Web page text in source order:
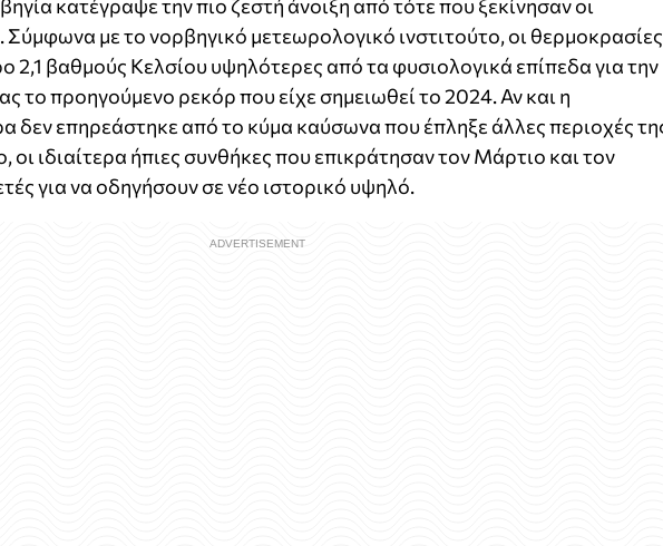
κατέγραψε την πιο ζεστή άνοιξη από τότε που ξεκίνησαν οι
Σύμφωνα με το νορβηγικό μετεωρολογικό ινστιτούτο, οι θερμοκρασίες
2,1 βαθμούς Κελσίου υψηλότερες από τα φυσιολογικά επίπεδα για την
το προηγούμενο ρεκόρ που είχε σημειωθεί το 2024. Αν και η
δεν επηρεάστηκε από το κύμα καύσωνα που έπληξε άλλες περιοχές
ιδιαίτερα ήπιες συνθήκες που επικράτησαν τον Μάρτιο και τον
για να οδηγήσουν σε νέο ιστορικό υψηλό.